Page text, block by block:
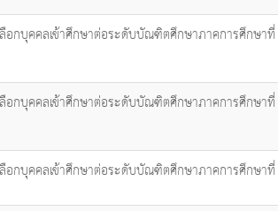
อกบุคคลเข้าศึกษาต่อระดับบัณฑิตศึกษาภาคการศึกษา
อกบุคคลเข้าศึกษาต่อระดับบัณฑิตศึกษาภาคการศึกษา
อกบุคคลเข้าศึกษาต่อระดับบัณฑิตศึกษาภาคการศึกษา